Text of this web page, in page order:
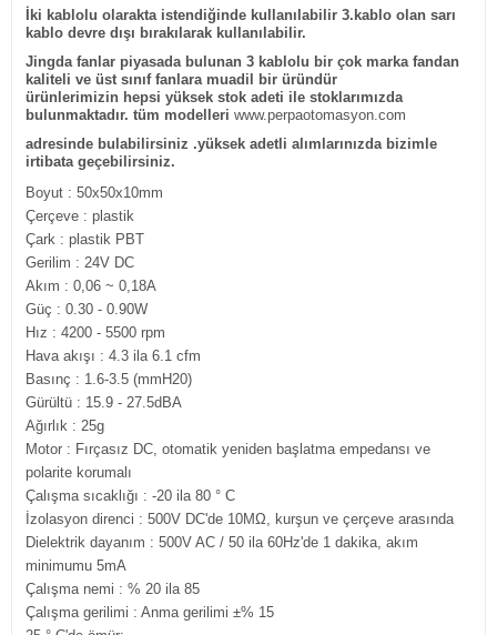
İki kablolu olarakta istendiğinde kullanılabilir 3.kablo olan sarı
kablo devre dışı bırakılarak kullanılabilir.
Jingda fanlar piyasada bulunan 3 kablolu bir çok marka fandan
kaliteli ve üst sınıf fanlara muadil bir üründür
ürünlerimizin hepsi yüksek stok adeti ile stoklarımızda
bulunmaktadır. tüm modelleri www.perpaotomasyon.com
adresinde bulabilirsiniz .yüksek adetli alımlarınızda bizimle
irtibata geçebilirsiniz.
Boyut : 50x50x10mm
Çerçeve : plastik
Çark : plastik PBT
Gerilim : 24V DC
Akım : 0,06 ~ 0,18A
Güç : 0.30 - 0.90W
Hız : 4200 - 5500 rpm
Hava akışı : 4.3 ila 6.1 cfm
Basınç : 1.6-3.5 (mmH20)
Gürültü : 15.9 - 27.5dBA
Ağırlık : 25g
Motor : Fırçasız DC, otomatik yeniden başlatma empedansı ve
polarite korumalı
Çalışma sıcaklığı : -20 ila 80 ° C
İzolasyon direnci : 500V DC'de 10MΩ, kurşun ve çerçeve arasında
Dielektrik dayanım : 500V AC / 50 ila 60Hz'de 1 dakika, akım
minimumu 5mA
Çalışma nemi : % 20 ila 85
Çalışma gerilimi : Anma gerilimi ±% 15